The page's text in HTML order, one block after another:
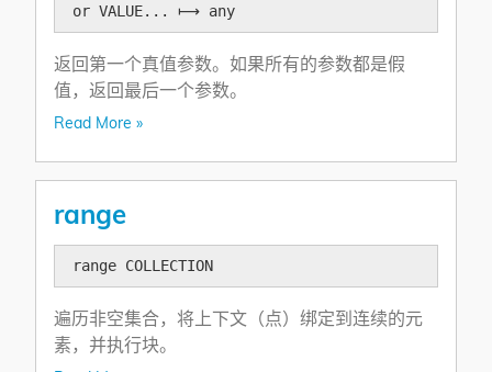
or VALUE... ⟼ any
返回第一个真值参数。如果所有的参数都是假
值，返回最后一个参数。
Read More »
range
range COLLECTION
遍历非空集合，将上下文（点）绑定到连续的元
素，并执行块。